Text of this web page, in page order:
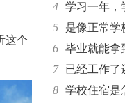
这个
4 学习一年，
5
是像正常学
6 毕业就能拿
7
已经工作了
8 学校住宿是